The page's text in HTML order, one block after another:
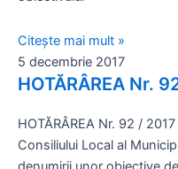
Citește mai mult »
5 decembrie 2017
HOTĂRÂREA Nr.
HOTĂRÂREA Nr. 92 /
Consiliului Local al